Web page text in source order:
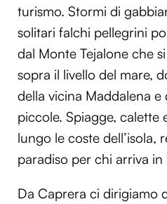
turismo. Stormi di
solitari falchi pellegrini
dal Monte Tejalone che
sopra il livello del mare,
della vicina Maddalena e
piccole. Spiagge, calette
lungo le coste dell’isola,
paradiso per chi arriva in
Da Caprera ci dirigiamo